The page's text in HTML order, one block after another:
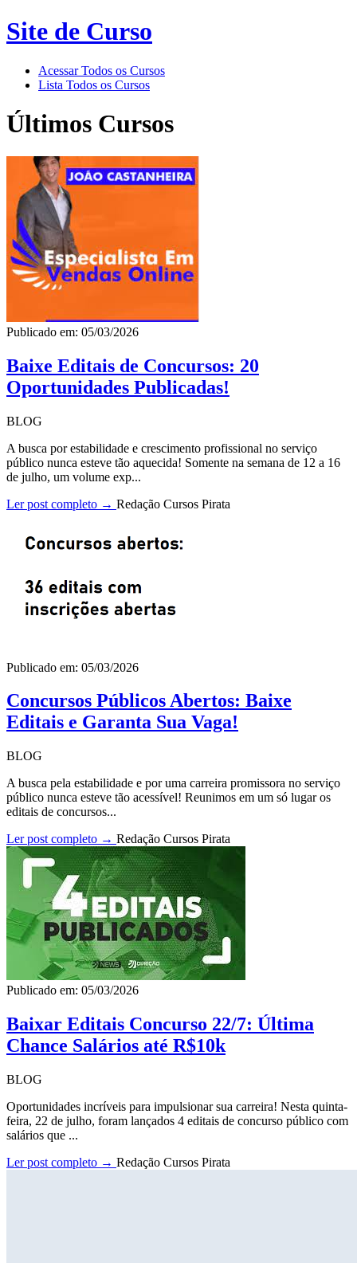
Site de Curso
Acessar Todos os Cursos
Lista Todos os Cursos
Últimos Cursos
Publicado em: 05/03/2026
Baixe Editais de Concursos: 20
Oportunidades Publicadas!
BLOG
A busca por estabilidade e crescimento profissional no serviço
público nunca esteve tão aquecida! Somente na semana de 12 a 16
de julho, um volume exp...
Ler post completo → Redação Cursos Pirata
Publicado em: 05/03/2026
Concursos Públicos Abertos: Baixe
Editais e Garanta Sua Vaga!
BLOG
A busca pela estabilidade e por uma carreira promissora no serviço
público nunca esteve tão acessível! Reunimos em um só lugar os
editais de concursos...
Ler post completo → Redação Cursos Pirata
Publicado em: 05/03/2026
Baixar Editais Concurso 22/7: Última
Chance Salários até R$10k
BLOG
Oportunidades incríveis para impulsionar sua carreira! Nesta quinta-
feira, 22 de julho, foram lançados 4 editais de concurso público com
salários que ...
Ler post completo → Redação Cursos Pirata